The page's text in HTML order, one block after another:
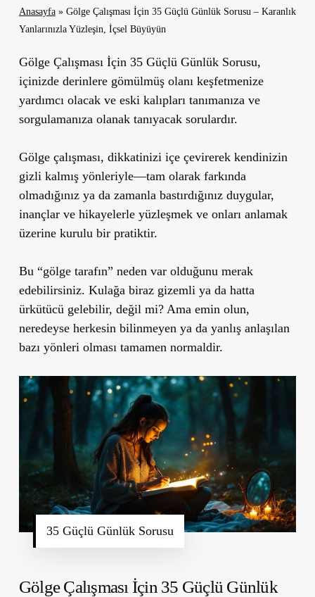
Anasayfa» Gölge Çalışması İçin 35 Güçlü Günlük Sorusu – Karanlık
Yanlarınızla Yüzleşin, İçsel Büyüyün
Gölge Çalışması İçin 35 Güçlü Günlük Sorusu,
içinizde derinlere gömülmüş olanı keşfetmenize
yardımcı olacak ve eski kalıpları tanımanıza ve
sorgulamanıza olanak tanıyacak sorulardır.
Gölge çalışması, dikkatinizi içe çevirerek kendinizin
gizli kalmış yönleriyle—tam olarak farkında
olmadığınız ya da zamanla bastırdığınız duygular,
inançlar ve hikayelerle yüzleşmek ve onları anlamak
üzerine kurulu bir pratiktir.
Bu “gölge tarafın” neden var olduğunu merak
edebilirsiniz. Kulağa biraz gizemli ya da hatta
ürkütücü gelebilir, değil mi? Ama emin olun,
neredeyse herkesin bilinmeyen ya da yanlış anlaşılan
bazı yönleri olması tamamen normaldir.
35 Güçlü Günlük Sorusu
Gölge Çalışması İçin 35 Güçlü Günlük